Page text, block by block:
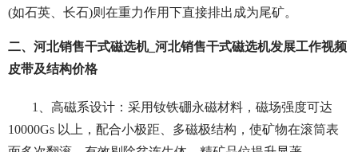
(如石英、长石)则在重力作用下直接排出成为尾矿。
二、河北销售干式磁选机_河北销售干式磁选机发展工作视频
皮带及结构价格
1、 高磁系设计：采用钕铁硼永磁材料，磁场强度可达
10000Gs 以上，配合小极距、多磁极结构，使矿物在滚筒表